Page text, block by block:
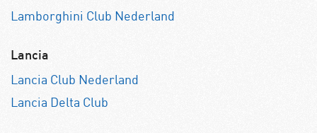
Lamborghini Club Nederland
Lancia
Lancia Club Nederland
Lancia Delta Club